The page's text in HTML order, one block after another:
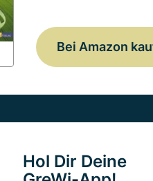
Bei Amazon
Hol Dir Deine